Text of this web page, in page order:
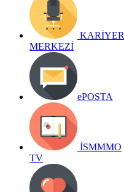
KARİYER
MERKEZİ
ePOSTA
İSMMMO
TV